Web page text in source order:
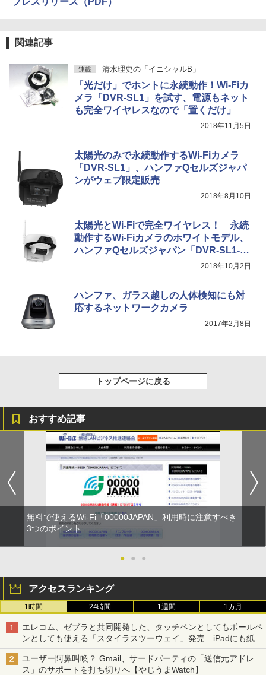
関連記事
連載 清水理史の「イニシャルB」
「光だけ」でホントに永続動作！Wi-Fiカ
メラ「DVR-SL1」を試す、電源もネット
も完全ワイヤレスなので「置くだけ」
2018年11月5日
太陽光のみで永続動作するWi-Fiカメラ
「DVR-SL1」、ハンファQセルズジャパ
ンがウェブ限定販売
2018年8月10日
太陽光とWi-Fiで完全ワイヤレス！ 永続
動作するWi-Fiカメラのホワイトモデル、
ハンファQセルズジャパン「DVR-SL1-
2018年10月2日
ハンファ、ガラス越しの人体検知にも対
応するネットワークカメラ
2017年2月8日
トップページに戻る
おすすめ記事
無料で使えるWi-Fi「00000JAPAN」利用時に注意すべき
3つのポイント
● ● ●
アクセスランキング
1時間 24時間 1週間 1カ月
エレコム、ゼブラと共同開発した、タッチペンとしてもボールペ
ンとしても使える「スタイラスツーウェイ」発売 iPadにも紙に
も、持ち替えずに書き込める
ユーザー阿鼻叫喚？ Gmail、サードパーティの「送信元アドレ
ス」のサポートを打ち切りへ【やじうまWatch】